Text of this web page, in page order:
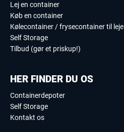
Lej en container
Køb en container
Kølecontainer / frysecontainer til leje
Self Storage
Tilbud (gør et priskup!)
HER FINDER DU OS
Containerdepoter
Self Storage
Kontakt os